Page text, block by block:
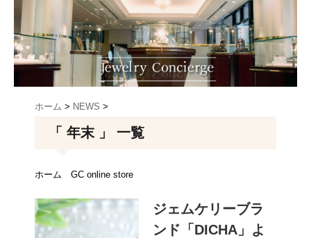
ホーム > NEWS >
「 年末 」 一覧
ホーム GC online store
ジェムケリーブラ
ンド「DICHA」よ